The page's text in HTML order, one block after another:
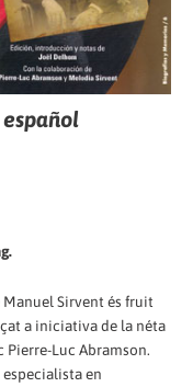
Sirvent és fruit
a iniciativa de la néta
Luc Abramson.
en